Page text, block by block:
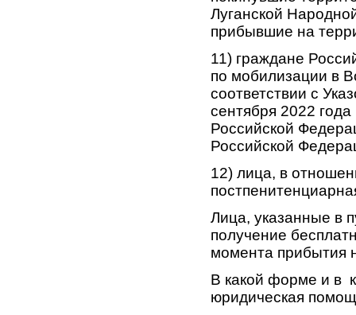
Луганской
прибывшие на
11) граждане
по мобилизации в
соответствии с
сентября 2022
Российской
Российской
12) лица, в
Лица, указанные в
получение
момента прибытия
В какой форме и в
юридическая